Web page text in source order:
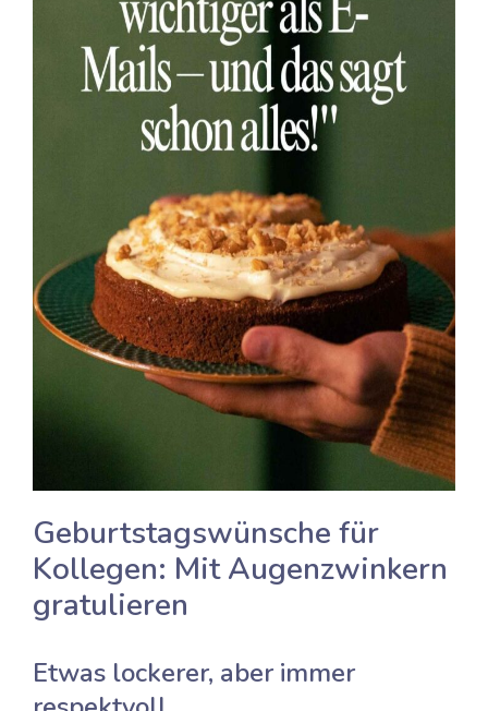
Geburtstagswünsche für
Kollegen: Mit Augenzwinkern
gratulieren
Etwas lockerer, aber immer